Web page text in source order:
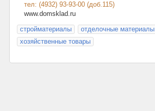
тел: (4932) 93-93-00 (доб.115)
www.domsklad.ru
стройматериалы
отделочные материалы
хозяйственные товары